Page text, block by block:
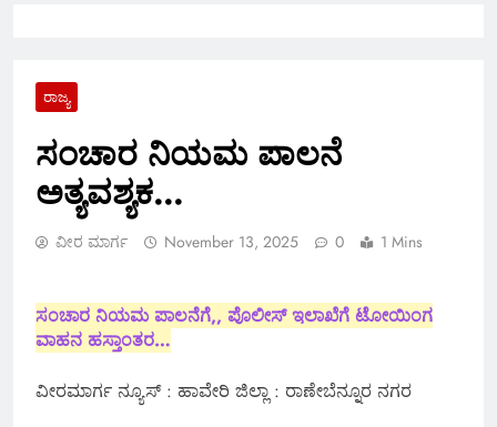
ರಾಜ್ಯ
ಸಂಚಾರ ನಿಯಮ ಪಾಲನೆ
ಅತ್ಯವಶ್ಯಕ…
ವೀರ ಮಾರ್ಗ November 13, 2025 0 1 Mins
ಸಂಚಾರ ನಿಯಮ ಪಾಲನೆಗೆ,, ಪೊಲೀಸ್ ಇಲಾಖೆಗೆ ಟೋಯಿಂಗ
ವಾಹನ ಹಸ್ತಾಂತರ…
ವೀರಮಾರ್ಗ ನ್ಯೂಸ್ : ಹಾವೇರಿ ಜಿಲ್ಲಾ : ರಾಣೇಬೆನ್ನೂರ ನಗರ